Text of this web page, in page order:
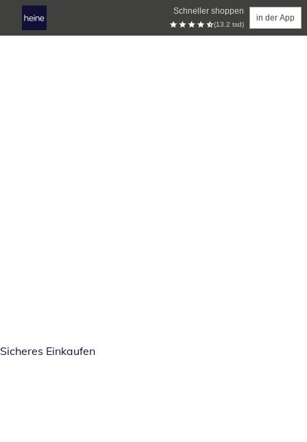
Schneller shoppen
(13.2 tsd)
in der App
Sicheres Einkaufen